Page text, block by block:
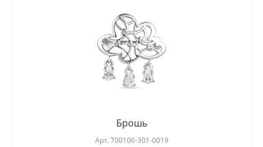
Брошь
Арт. 700106-301-0019